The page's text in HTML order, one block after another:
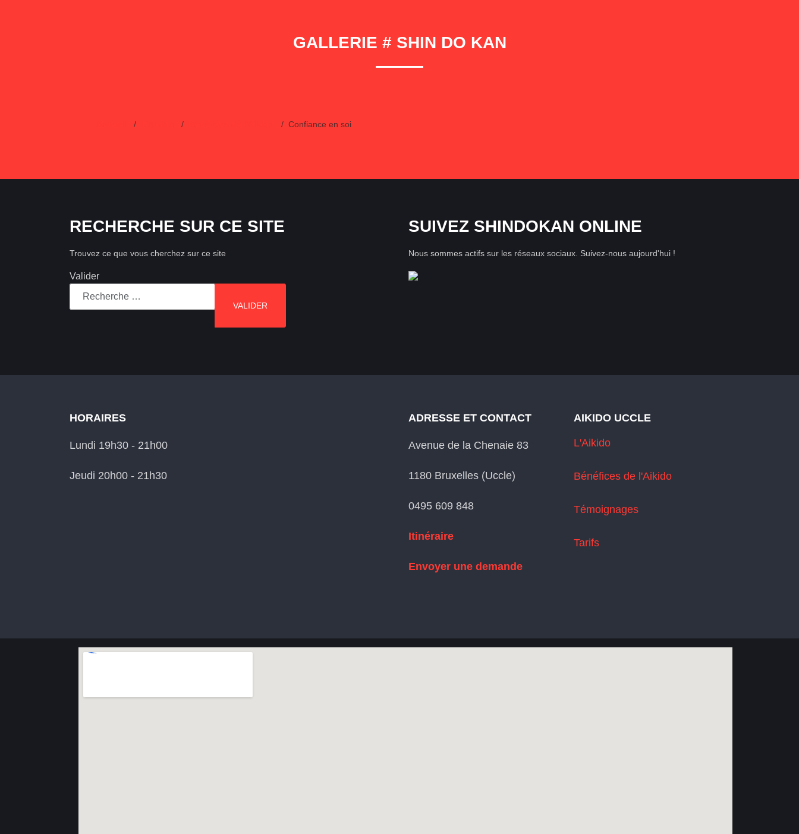
GALLERIE # SHIN DO KAN
Confiance en soi
RECHERCHE SUR CE SITE
Trouvez ce que vous cherchez sur ce site
Valider
VALIDER
SUIVEZ SHINDOKAN ONLINE
Nous sommes actifs sur les réseaux sociaux. Suivez-nous aujourd'hui !
HORAIRES
Lundi 19h30 - 21h00
Jeudi 20h00 - 21h30
ADRESSE ET CONTACT
Avenue de la Chenaie 83
1180 Bruxelles (Uccle)
0495 609 848
Itinéraire
Envoyer une demande
AIKIDO UCCLE
L'Aikido
Bénéfices de l'Aikido
Témoignages
Tarifs